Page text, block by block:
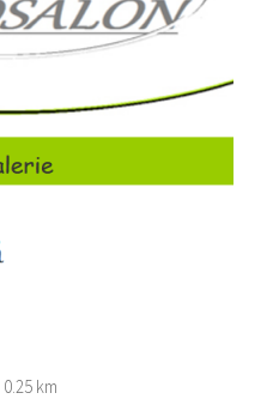
0.25 km